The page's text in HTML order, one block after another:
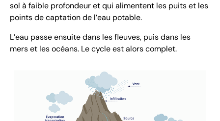
sol à faible profondeur et qui alimentent les puits et les
points de captation de l’eau potable.
L’eau passe ensuite dans les fleuves, puis dans les
mers et les océans. Le cycle est alors complet.